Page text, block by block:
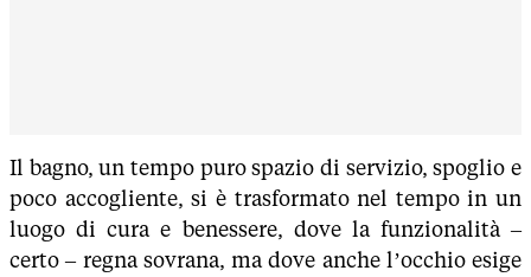
Il bagno, un tempo puro spazio di servizio, spoglio e
poco accogliente, si è trasformato nel tempo in un
luogo di cura e benessere, dove la funzionalità –
certo – regna sovrana, ma dove anche l’occhio esige